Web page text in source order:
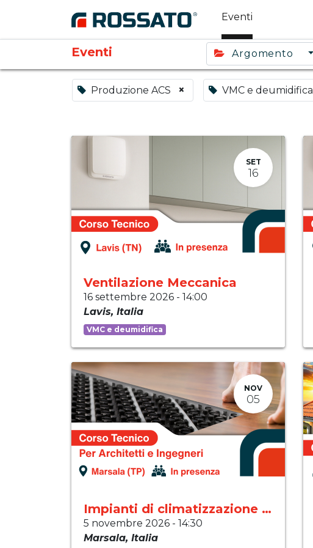
Eventi
Eventi Argomento
Produzione ACS × VMC e deumidifica
SET
16
Ventilazione Meccanica
16 settembre 2026 - 14:00
Lavis, Italia
VMC e deumidifica
NOV
05
Impianti di climatizzazione moderni
5 novembre 2026 - 14:30
Marsala, Italia